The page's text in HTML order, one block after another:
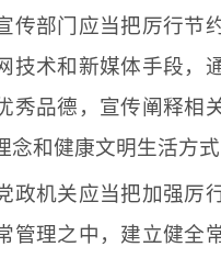
传部门应当把厉行节
技术和新媒体手段，
秀品德，宣传阐释相
念和健康文明生活方
政机关应当把加强厉
管理之中，建立健全